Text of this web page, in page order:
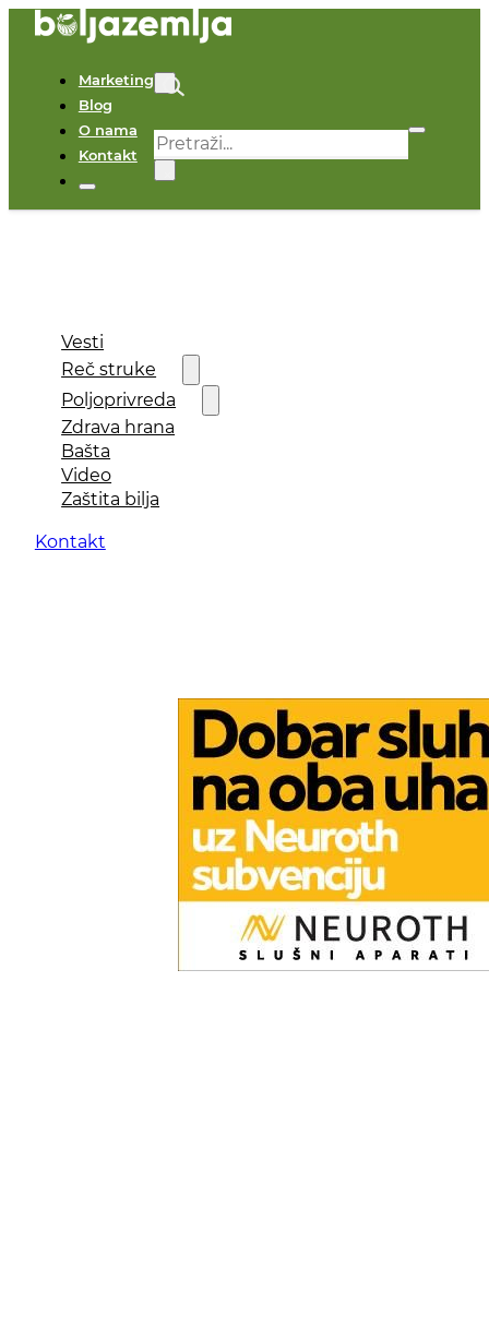
Marketing
Blog
O nama
Kontakt
Pretraga
Vesti
Reč struke
Poljoprivreda
Zdrava hrana
Bašta
Video
Zaštita bilja
Kontakt